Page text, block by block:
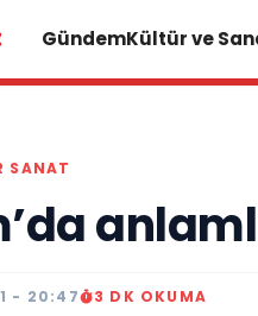
GündemKültür ve
SANAT
- 20:47 3 DK OKUMA